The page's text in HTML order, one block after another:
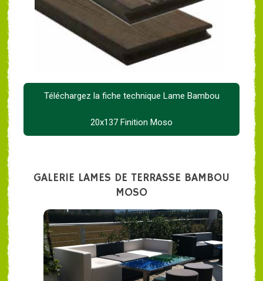
Téléchargez la fiche technique Lame Bambou
20x137 Finition Moso
GALERIE LAMES DE TERRASSE BAMBOU
MOSO